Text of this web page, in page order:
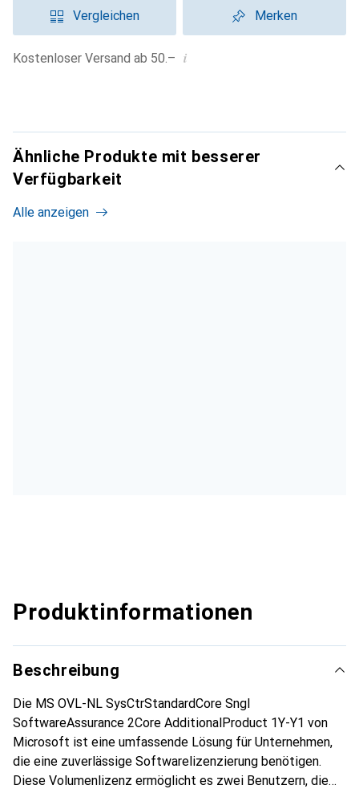
Vergleichen Merken
Kostenloser Versand ab 50.– i
Ähnliche Produkte mit besserer
Verfügbarkeit
Alle anzeigen
Produktinformationen
Beschreibung
Die MS OVL-NL SysCtrStandardCore Sngl
SoftwareAssurance 2Core AdditionalProduct 1Y-Y1 von
Microsoft ist eine umfassende Lösung für Unternehmen,
die eine zuverlässige Softwarelizenzierung benötigen.
Diese Volumenlizenz ermöglicht es zwei Benutzern, die